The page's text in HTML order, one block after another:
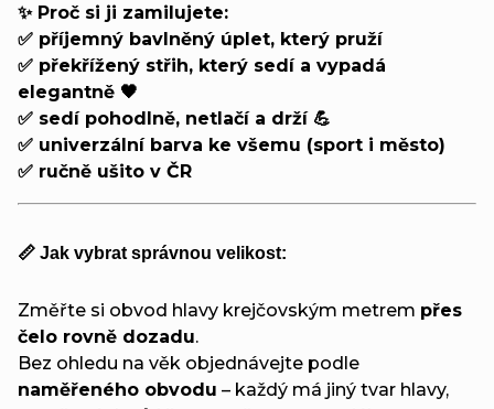
✨ Proč si ji zamilujete:
✅ příjemný bavlněný úplet, který pruží
✅ překřížený střih, který sedí a vypadá
elegantně 🖤
✅ sedí pohodlně, netlačí a drží 💪
✅ univerzální barva ke všemu (sport i město)
✅ ručně ušito v ČR
📏 Jak vybrat správnou velikost:
Změřte si obvod hlavy krejčovským metrem přes
čelo rovně dozadu.
Bez ohledu na věk objednávejte podle
naměřeného obvodu – každý má jiný tvar hlavy,